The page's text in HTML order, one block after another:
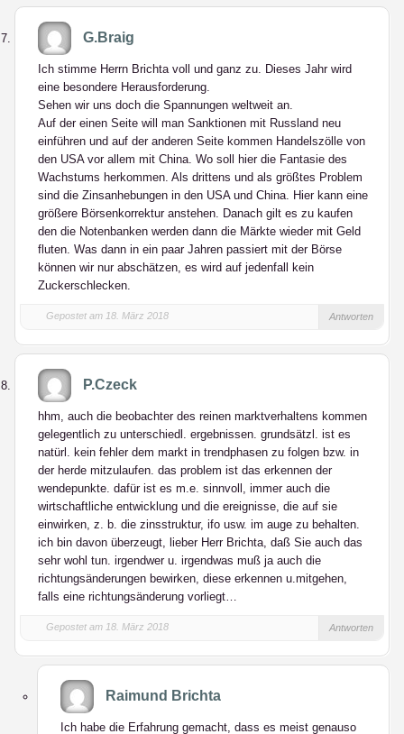
G.Braig
Ich stimme Herrn Brichta voll und ganz zu. Dieses Jahr wird
eine besondere Herausforderung.
Sehen wir uns doch die Spannungen weltweit an.
Auf der einen Seite will man Sanktionen mit Russland neu
einführen und auf der anderen Seite kommen Handelszölle von
den USA vor allem mit China. Wo soll hier die Fantasie des
Wachstums herkommen. Als drittens und als größtes Problem
sind die Zinsanhebungen in den USA und China. Hier kann eine
größere Börsenkorrektur anstehen. Danach gilt es zu kaufen
den die Notenbanken werden dann die Märkte wieder mit Geld
fluten. Was dann in ein paar Jahren passiert mit der Börse
können wir nur abschätzen, es wird auf jedenfall kein
Zuckerschlecken.
Gepostet am 18. März 2018 Antworten
P.Czeck
hhm, auch die beobachter des reinen marktverhaltens kommen
gelegentlich zu unterschiedl. ergebnissen. grundsätzl. ist es
natürl. kein fehler dem markt in trendphasen zu folgen bzw. in
der herde mitzulaufen. das problem ist das erkennen der
wendepunkte. dafür ist es m.e. sinnvoll, immer auch die
wirtschaftliche entwicklung und die ereignisse, die auf sie
einwirken, z. b. die zinsstruktur, ifo usw. im auge zu behalten.
ich bin davon überzeugt, lieber Herr Brichta, daß Sie auch das
sehr wohl tun. irgendwer u. irgendwas muß ja auch die
richtungsänderungen bewirken, diese erkennen u.mitgehen,
falls eine richtungsänderung vorliegt…
Gepostet am 18. März 2018 Antworten
Raimund Brichta
Ich habe die Erfahrung gemacht, dass es meist genauso